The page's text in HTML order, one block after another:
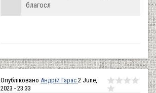
благосл
Опубліковано Андрій Гарас 2 June,
2023 - 23:33